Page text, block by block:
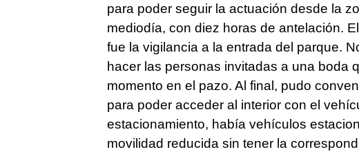
para poder seguir la actuación desde la
mediodía, con diez horas de antelación.
fue la vigilancia a la entrada del parque.
hacer las personas invitadas a una boda
momento en el pazo. Al final, pudo
para poder acceder al interior con el
estacionamiento, había vehículos
movilidad reducida sin tener la